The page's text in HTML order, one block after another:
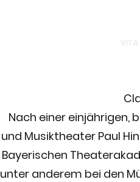
VITA
Nach einer einjährigen,
und Musiktheater Paul
Bayerischen
unter anderem bei den